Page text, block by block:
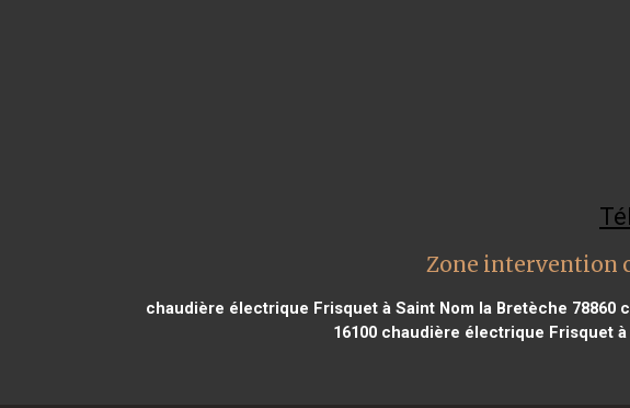
Zone intervention
chaudière électrique Frisquet à Saint Nom la Bretèche 78860
16100 chaudière électrique Frisquet à